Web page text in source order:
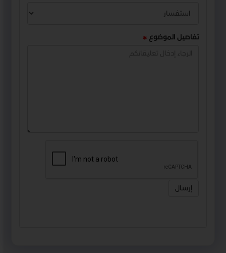
تفاصيل الموضوع
إرسال